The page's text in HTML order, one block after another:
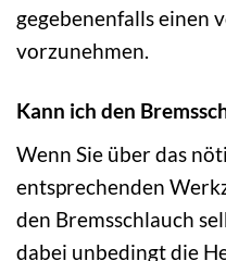
gegebenenfalls einen
vorzunehmen.
Kann ich den
Wenn Sie über das
entsprechenden
den Bremsschlauch
dabei unbedingt die